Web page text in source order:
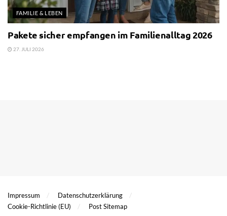
FAMILIE & LEBEN
Pakete sicher empfangen im Familienalltag 2026
27. JULI 2026
Impressum
Datenschutzerklärung
Cookie-Richtlinie (EU)
Post Sitemap